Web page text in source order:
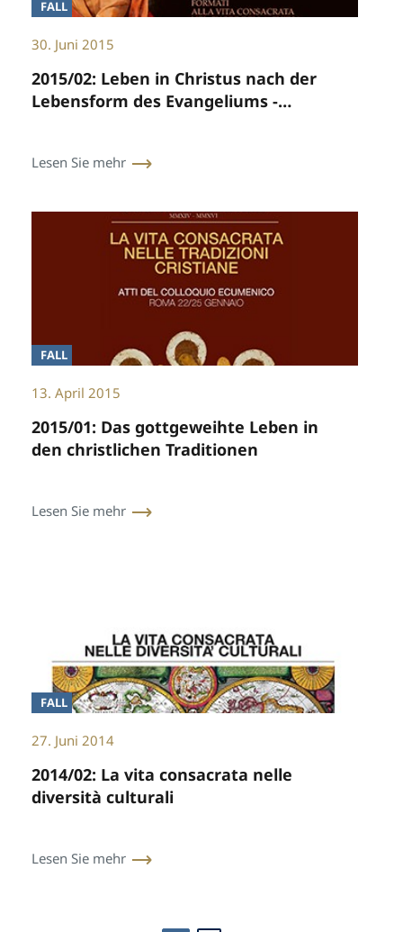
FALL
30. Juni 2015
2015/02: Leben in Christus nach der
Lebensform des Evangeliums -
Lesen Sie mehr
FALL
13. April 2015
2015/01: Das gottgeweihte Leben in
den christlichen Traditionen
Lesen Sie mehr
FALL
27. Juni 2014
2014/02: La vita consacrata nelle
diversità culturali
Lesen Sie mehr